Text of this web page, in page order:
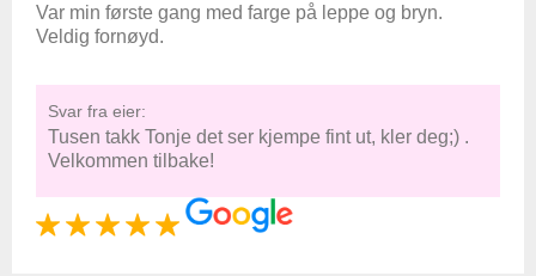
Var min første gang med farge på leppe og bryn.
Veldig fornøyd.
Svar fra eier:
Tusen takk Tonje det ser kjempe fint ut, kler deg;) .
Velkommen tilbake!